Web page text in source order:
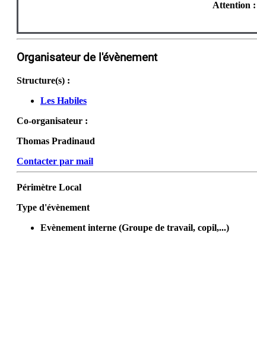
Attention :
Organisateur de l'évènement
Structure(s) :
Les Habiles
Co-organisateur :
Thomas Pradinaud
Contacter par mail
Périmètre Local
Type d'évènement
Evènement interne (Groupe de travail, copil,...)